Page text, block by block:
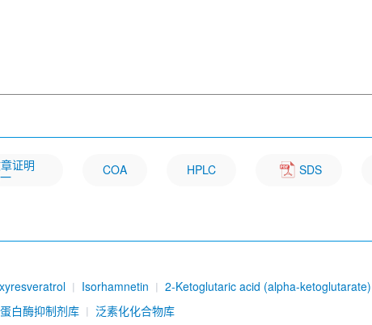
证明 COA HPLC SDS
Isorhamnetin
2-Ketoglutaric acid (alpha-ketoglutarate)
蛋白酶抑制剂库 泛素化化合物库